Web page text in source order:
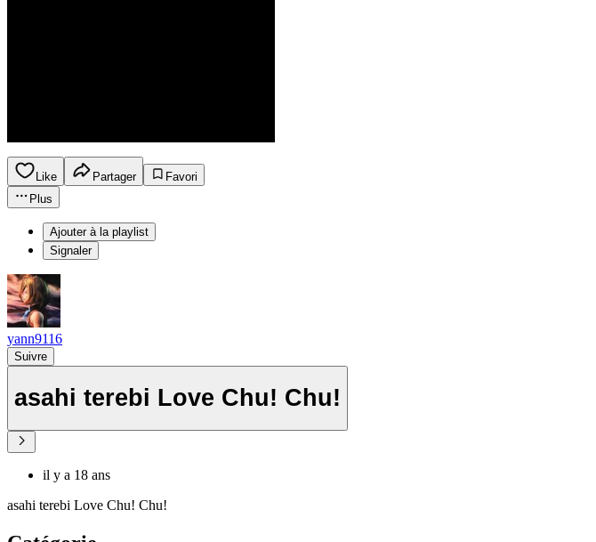
Like Partager
Favori
Plus
Ajouter à la playlist
Signaler
yann9116
Suivre
asahi terebi Love Chu! Chu!
il y a 18 ans
asahi terebi Love Chu! Chu!